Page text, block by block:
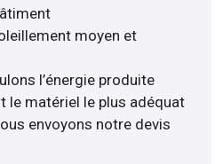
moyen et
l’énergie produite
le matériel le plus adéquat
envoyons notre devis